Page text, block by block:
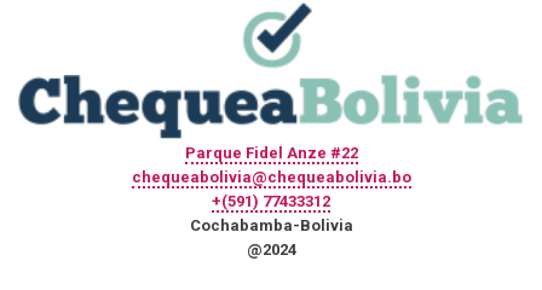
Parque Fidel Anze #22
chequeabolivia@chequeabolivia.bo
+(591) 77433312
Cochabamba-Bolivia
@2024